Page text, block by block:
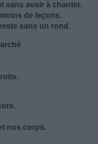
sans avoir à chanter.
de leçons.
sans un rond.
nos corps.